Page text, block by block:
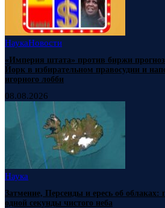
НаукаНовости
«Империя штата» против биржи
Йорк в избирательном правосудии и
игорного лобби
08.08.2026
Наука
Затмение, Персеиды и ересь об облаках:
одной секунды чистого неба